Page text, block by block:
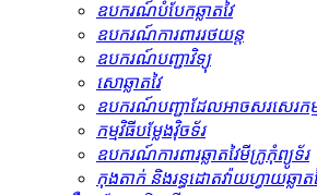
ឧបករណ៍បំបែកឆ្លាតវៃ
ឧបករណ៍ការពាររថយន្ត
ឧបករណ៍បញ្ជាវិទ្យុ
សោឆ្លាតវៃ
ឧបករណ៍បញ្ជាដែលអាចសរសេរកម្
កម្មវិធីបម្លែងវ៉ិចទ័រ
ឧបករណ៍ការពារឆ្លាតវៃមីក្រូកុំព្យូទ័រ
កុងតាក់ និងរន្ធដោតវ៉ាយហ្វាយឆ្លាត